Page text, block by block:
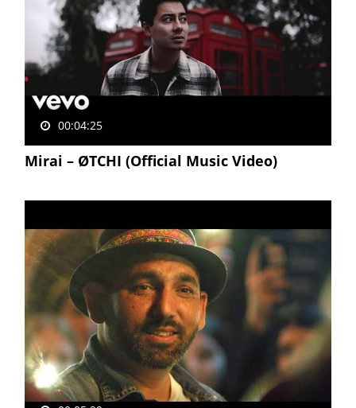
00:04:25
Mirai – ØTCHI (Official Music Video)